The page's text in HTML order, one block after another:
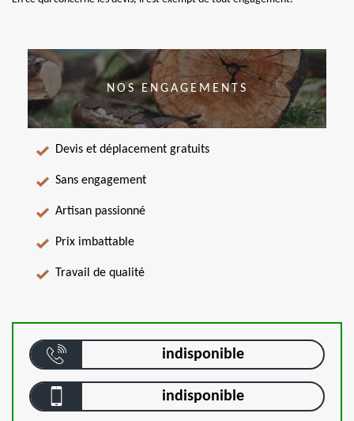
NOS ENGAGEMENTS
Devis et déplacement gratuits
Sans engagement
Artisan passionné
Prix imbattable
Travail de qualité
indisponible
indisponible